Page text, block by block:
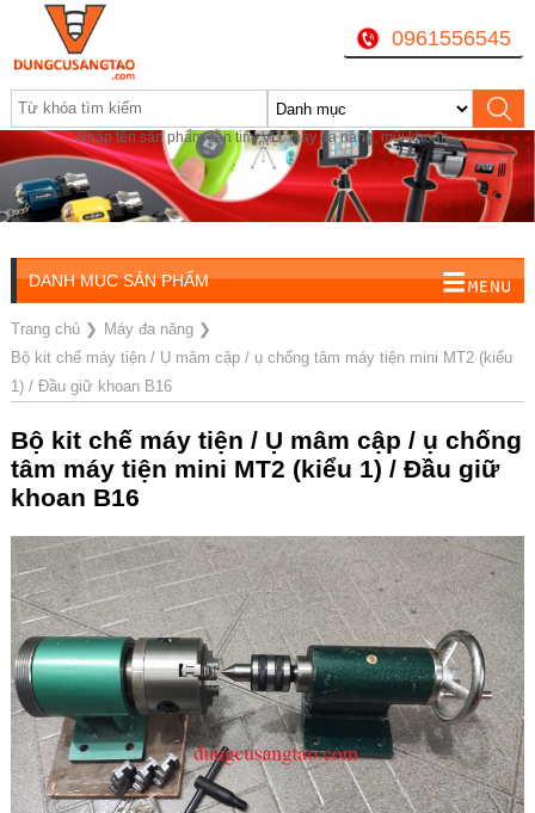
Nhập tên sản phẩm cần tìm, VD: máy đa năng, mũi khoan...
0961556545
18h-20h
DANH MỤC SẢN PHẨM
Trang chủ❯ Máy đa năng❯
Bộ kit chế máy tiện / Ụ mâm cập / ụ chống tâm máy tiện mini MT2 (kiểu
1) / Đầu giữ khoan B16
Bộ kit chế máy tiện / Ụ mâm cập / ụ chống
tâm máy tiện mini MT2 (kiểu 1) / Đầu giữ
khoan B16